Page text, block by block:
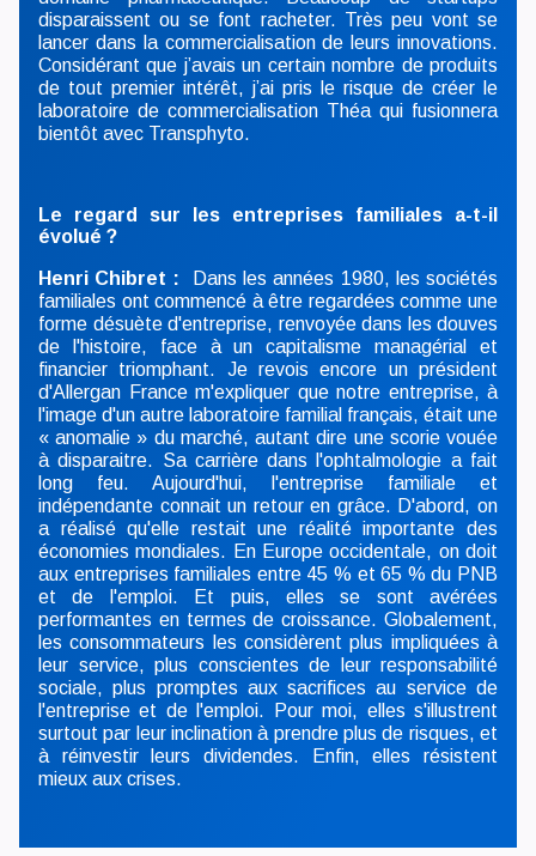
disparaissent ou se font racheter. Très peu vont se
lancer dans la commercialisation de leurs innovations.
Considérant que j’avais un certain nombre de produits
de tout premier intérêt, j’ai pris le risque de créer le
laboratoire de commercialisation Théa qui fusionnera
bientôt avec Transphyto.
Le regard sur les entreprises familiales a-t-il
évolué ?
Henri Chibret :
Dans les années 1980, les sociétés
familiales ont commencé à être regardées comme une
forme désuète d'entreprise, renvoyée dans les douves
de l'histoire, face à un capitalisme managérial et
financier triomphant. Je revois encore un président
d'Allergan France m'expliquer que notre entreprise, à
l'image d'un autre laboratoire familial français, était une
« anomalie » du marché, autant dire une scorie vouée
à disparaitre. Sa carrière dans l'ophtalmologie a fait
long feu. Aujourd'hui, l'entreprise familiale et
indépendante connait un retour en grâce. D'abord, on
a réalisé qu'elle restait une réalité importante des
économies mondiales. En Europe occidentale, on doit
aux entreprises familiales entre 45 % et 65 % du PNB
et de l'emploi. Et puis, elles se sont avérées
performantes en termes de croissance. Globalement,
les consommateurs les considèrent plus impliquées à
leur service, plus conscientes de leur responsabilité
sociale, plus promptes aux sacrifices au service de
l'entreprise et de l'emploi. Pour moi, elles s'illustrent
surtout par leur inclination à prendre plus de risques, et
à réinvestir leurs dividendes. Enfin, elles résistent
mieux aux crises.